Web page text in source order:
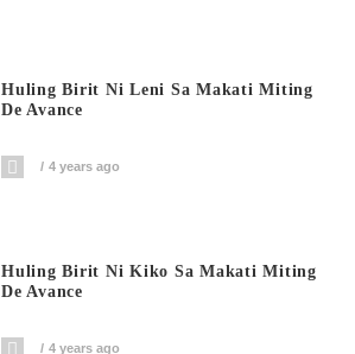
Huling Birit Ni Leni Sa Makati Miting
De Avance
4 years ago
Huling Birit Ni Kiko Sa Makati Miting
De Avance
4 years ago